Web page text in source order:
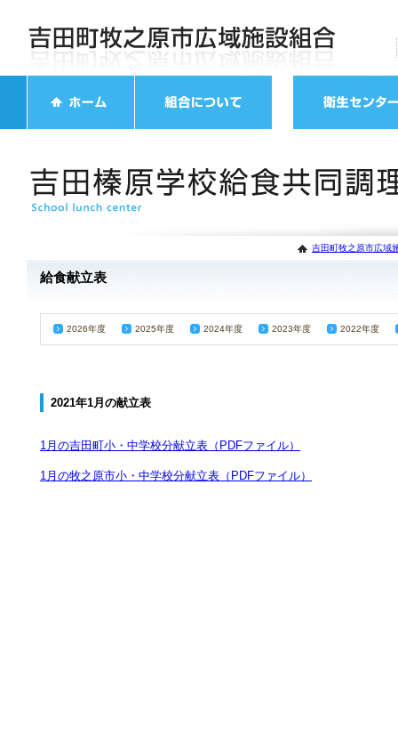
吉田町牧之原市広域
給食献立表
2026年度 2025年度 2024年度 2023年度 2022年度
2021年1月の献立表
1月の吉田町小・中学校分献立表（PDFファイル）
1月の牧之原市小・中学校分献立表（PDFファイル）